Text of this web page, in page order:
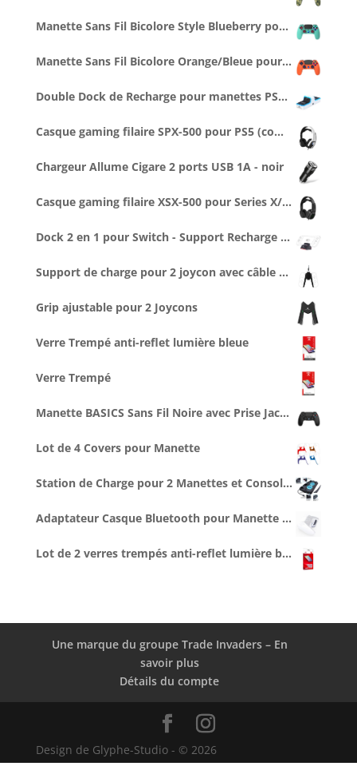
Manette Sans Fil Bicolore Style Blueberry pour PS4 Avec Prise Jack pour casque et boutons lumineux
Manette Sans Fil Bicolore Orange/Bleue pour PS4 Avec Prise Jack pour casque et boutons lumineux
Double Dock de Recharge pour manettes PS5 (1 cable Type C 1M inclus)
Casque gaming filaire SPX-500 pour PS5 (compatible PS4, Series X/S...)
Chargeur Allume Cigare 2 ports USB 1A - noir
Casque gaming filaire XSX-500 pour Series X/S (compatible PS5, Switch...)
Dock 2 en 1 pour Switch - Support Recharge + Connexion vidéo TV
Support de charge pour 2 joycon avec câble type C de 2,5 m
Grip ajustable pour 2 Joycons
Verre Trempé anti-reflet lumière bleue
Verre Trempé
Manette BASICS Sans Fil Noire avec Prise Jack pour casque
Lot de 4 Covers pour Manette
Station de Charge pour 2 Manettes et Console, Ventilée
Adaptateur Casque Bluetooth pour Manette PS5
Lot de 2 verres trempés anti-reflet lumière bleue
Une marque du groupe Trade Invaders – En
savoir plus
Détails du compte
Design de Glyphe-Studio- © 2026